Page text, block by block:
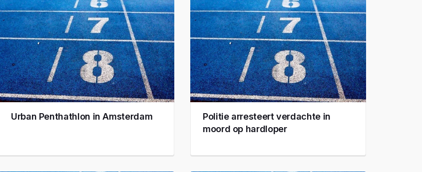
Urban Penthathlon in Amsterdam
Politie arresteert verdachte in
moord op hardloper